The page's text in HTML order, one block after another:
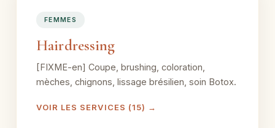
FEMMES
Hairdressing
[FIXME-en] Coupe, brushing, coloration,
mèches, chignons, lissage brésilien, soin Botox.
VOIR LES SERVICES (15) →